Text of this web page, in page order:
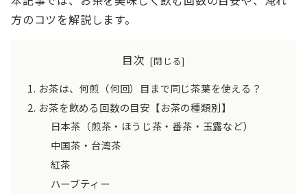
方のコツを解説します。
目次
お茶は、何煎（何回）目まで同じ茶葉を使える？
お茶を飲める回数の目安【お茶の種類別】
日本茶（煎茶・ほうじ茶・番茶・玉露など）
中国茶・台湾茶
紅茶
ハーブティー